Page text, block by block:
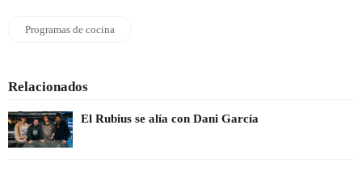
Programas de cocina
Relacionados
El Rubius se alía con Dani García